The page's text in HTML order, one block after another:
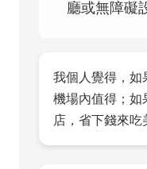
廳或無障礙
我個人覺得，如
機場內值得；如
店，省下錢來吃